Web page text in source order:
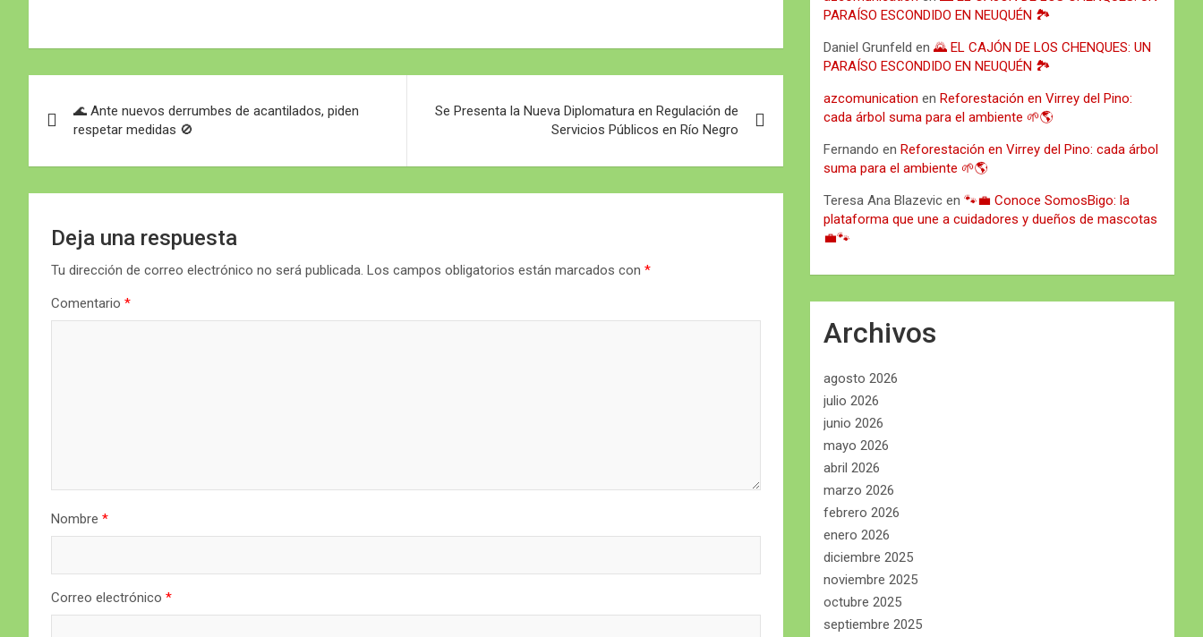
de
entradas
🌊 Ante nuevos derrumbes de acantilados, piden
respetar medidas 🚫
Se Presenta la Nueva Diplomatura en Regulación de
Servicios Públicos en Río Negro
Deja una respuesta
Tu dirección de correo electrónico no será publicada. Los campos obligatorios están marcados con *
Comentario *
Nombre *
Correo electrónico *
PARAÍSO ESCONDIDO EN NEUQUÉN 🏞️
Daniel Grunfeld en🌄 EL CAJÓN DE LOS CHENQUES: UN
PARAÍSO ESCONDIDO EN NEUQUÉN 🏞️
azcomunication en Reforestación en Virrey del Pino:
cada árbol suma para el ambiente 🌱🌎
Fernando en Reforestación en Virrey del Pino: cada árbol
suma para el ambiente 🌱🌎
Teresa Ana Blazevic en🐾💼 Conoce SomosBigo: la
plataforma que une a cuidadores y dueños de mascotas
💼🐾
Archivos
agosto 2026
julio 2026
junio 2026
mayo 2026
abril 2026
marzo 2026
febrero 2026
enero 2026
diciembre 2025
noviembre 2025
octubre 2025
septiembre 2025